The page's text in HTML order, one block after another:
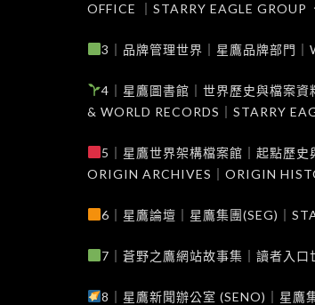
OFFICE ｜STARRY EAGLE GROUP
3｜品牌管理世界｜星鷹品牌部門
4｜星鷹圖書館｜世界歷史與檔案
& WORLD RECORDS｜STARRY
5｜星鷹世界架構檔案館｜起點歷
ORIGIN ARCHIVES｜ORIGIN
6｜星鷹論壇｜星鷹集團(SEG)｜
7｜蒼野之鷹網站故事集｜讀者入
8｜星鷹新聞辦公室 (SENO)｜星鷹